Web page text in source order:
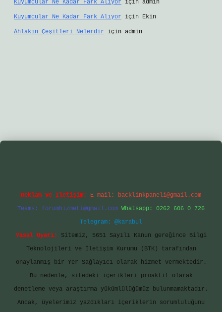
Kuyumcular Ne Kadar Fark Alıyor için admin
Kuyumcular Ne Kadar Fark Alıyor için Ekin
Ahlakın Çeşitleri Nelerdir için admin
betexper yeni giriş
Reklam ve İletişim: E-mail: backlinkpaneli@gmail.com
Teams: forumhizmeti@gmail.com Whatsapp: 0262 606 0 726
Telegram: @karabul
Yasal Uyarı:
Sitemiz, 5651 Sayılı Kanun gereğince Bilgi
Teknolojileri ve İletişim Kurumu (BTK) tarafından
onaylanmış bir Yer Sağlayıcı olarak hizmet vermektedir.
Bu nedenle, sitedeki içerikleri proaktif olarak
denetleme veya araştırma yükümlülüğümüz bulunmamaktadır.
Ancak, üyelerimiz yazdıkları içeriklerin sorumluluğunu